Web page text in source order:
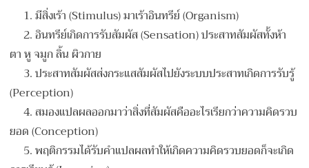
1. มีสิ่งเร้า (Stimulus) มาเร้าอินทรีย์ (Organism)
2. อินทรีย์เกิดการรับสัมผัส (Sensation) ประสาทสัมผัสทั้งห้า
ตา หู จมูก ลิ้น ผิวกาย
3. ประสาทสัมผัสส่งกระแสสัมผัสไปยังระบบประสาทเกิดการรับรู้
(Perception)
4. สมองแปลผลออกมาว่าสิ่งที่สัมผัสคืออะไรเรียกว่าความคิดรวบ
ยอด (Conception)
5. พฤติกรรมได้รับคำแปลผลทำให้เกิดความคิดรวบยอดก็จะเกิด